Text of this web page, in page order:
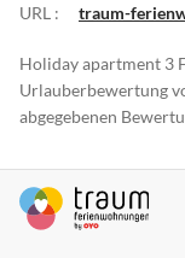
URL :
traum-
Holiday apartment 3
Urlauberbewertung
abgegebenen